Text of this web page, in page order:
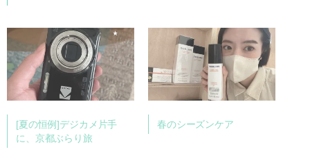
[夏の恒例]デジカメ片手
に、京都ぶらり旅
春のシーズンケア